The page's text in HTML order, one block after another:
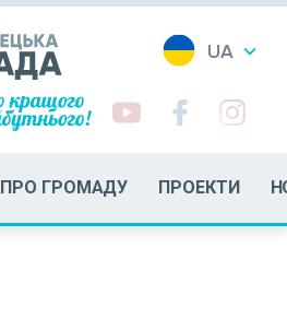
UA keyboard_arrow_down
RO
ПРО ГРОМАДУ ПРОЕКТИ